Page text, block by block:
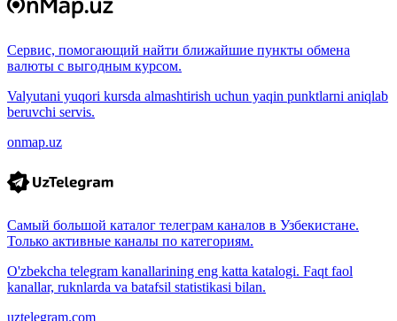
Сервис, помогающий найти ближайшие пункты обмена
валюты с выгодным курсом.
Valyutani yuqori kursda almashtirish uchun yaqin punktlarni aniqlab
beruvchi servis.
onmap.uz
Самый большой каталог телеграм каналов в Узбекистане.
Только активные каналы по категориям.
O'zbekcha telegram kanallarining eng katta katalogi. Faqt faol
kanallar, ruknlarda va batafsil statistikasi bilan.
uztelegram.com